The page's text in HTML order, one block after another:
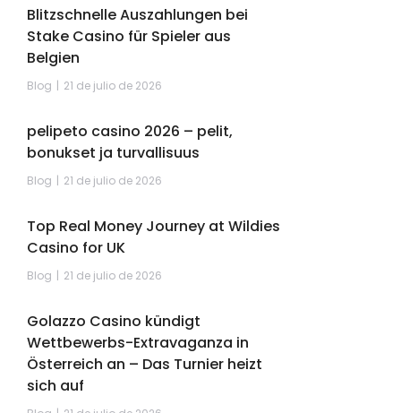
Blitzschnelle Auszahlungen bei
Stake Casino für Spieler aus
Belgien
Blog 21 de julio de 2026
pelipeto casino 2026 – pelit,
bonukset ja turvallisuus
Blog 21 de julio de 2026
Top Real Money Journey at Wildies
Casino for UK
Blog 21 de julio de 2026
Golazzo Casino kündigt
Wettbewerbs-Extravaganza in
Österreich an – Das Turnier heizt
sich auf